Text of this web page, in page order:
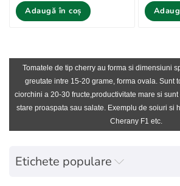
Adaugă în coș
Tomatele de tip cherry au forma si dimensiuni
greutate intre 15-20 grame, forma ovala. Sunt
ciorchini a 20-30 fructe,productivitate mare si
stare proaspata sau salate. Exemplu de soiuri si
Cherany F1 etc.
Etichete populare